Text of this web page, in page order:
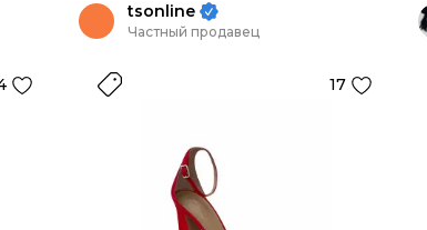
tsonline
Частный продавец
17